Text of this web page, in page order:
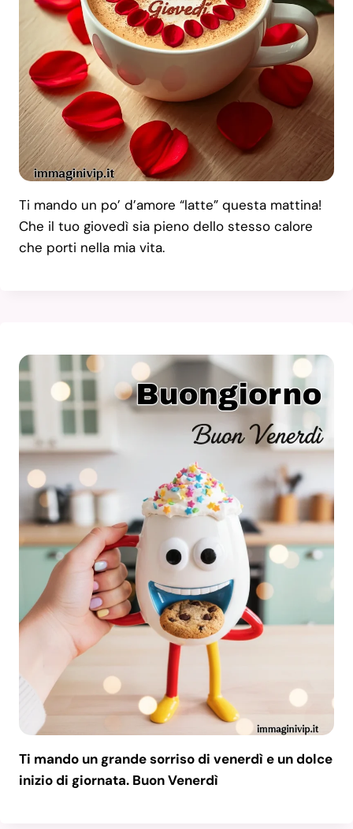
Ti mando un po’ d’amore “latte” questa mattina!
Che il tuo giovedì sia pieno dello stesso calore
che porti nella mia vita.
Ti mando un grande sorriso di venerdì e un dolce
inizio di giornata. Buon Venerdì